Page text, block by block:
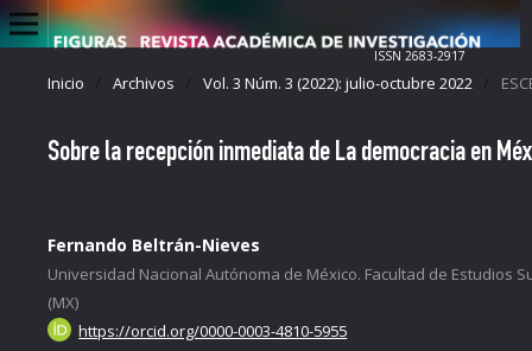
ISSN 2683-2917
Inicio / Archivos / Vol. 3 Núm. 3 (2022): julio-octubre 2022 /
Sobre la recepción inmediata de La democracia en
Fernando Beltrán-Nieves
Universidad Nacional Autónoma de México. Facultad de Estudios
(MX)
https://orcid.org/0000-0003-4810-5955